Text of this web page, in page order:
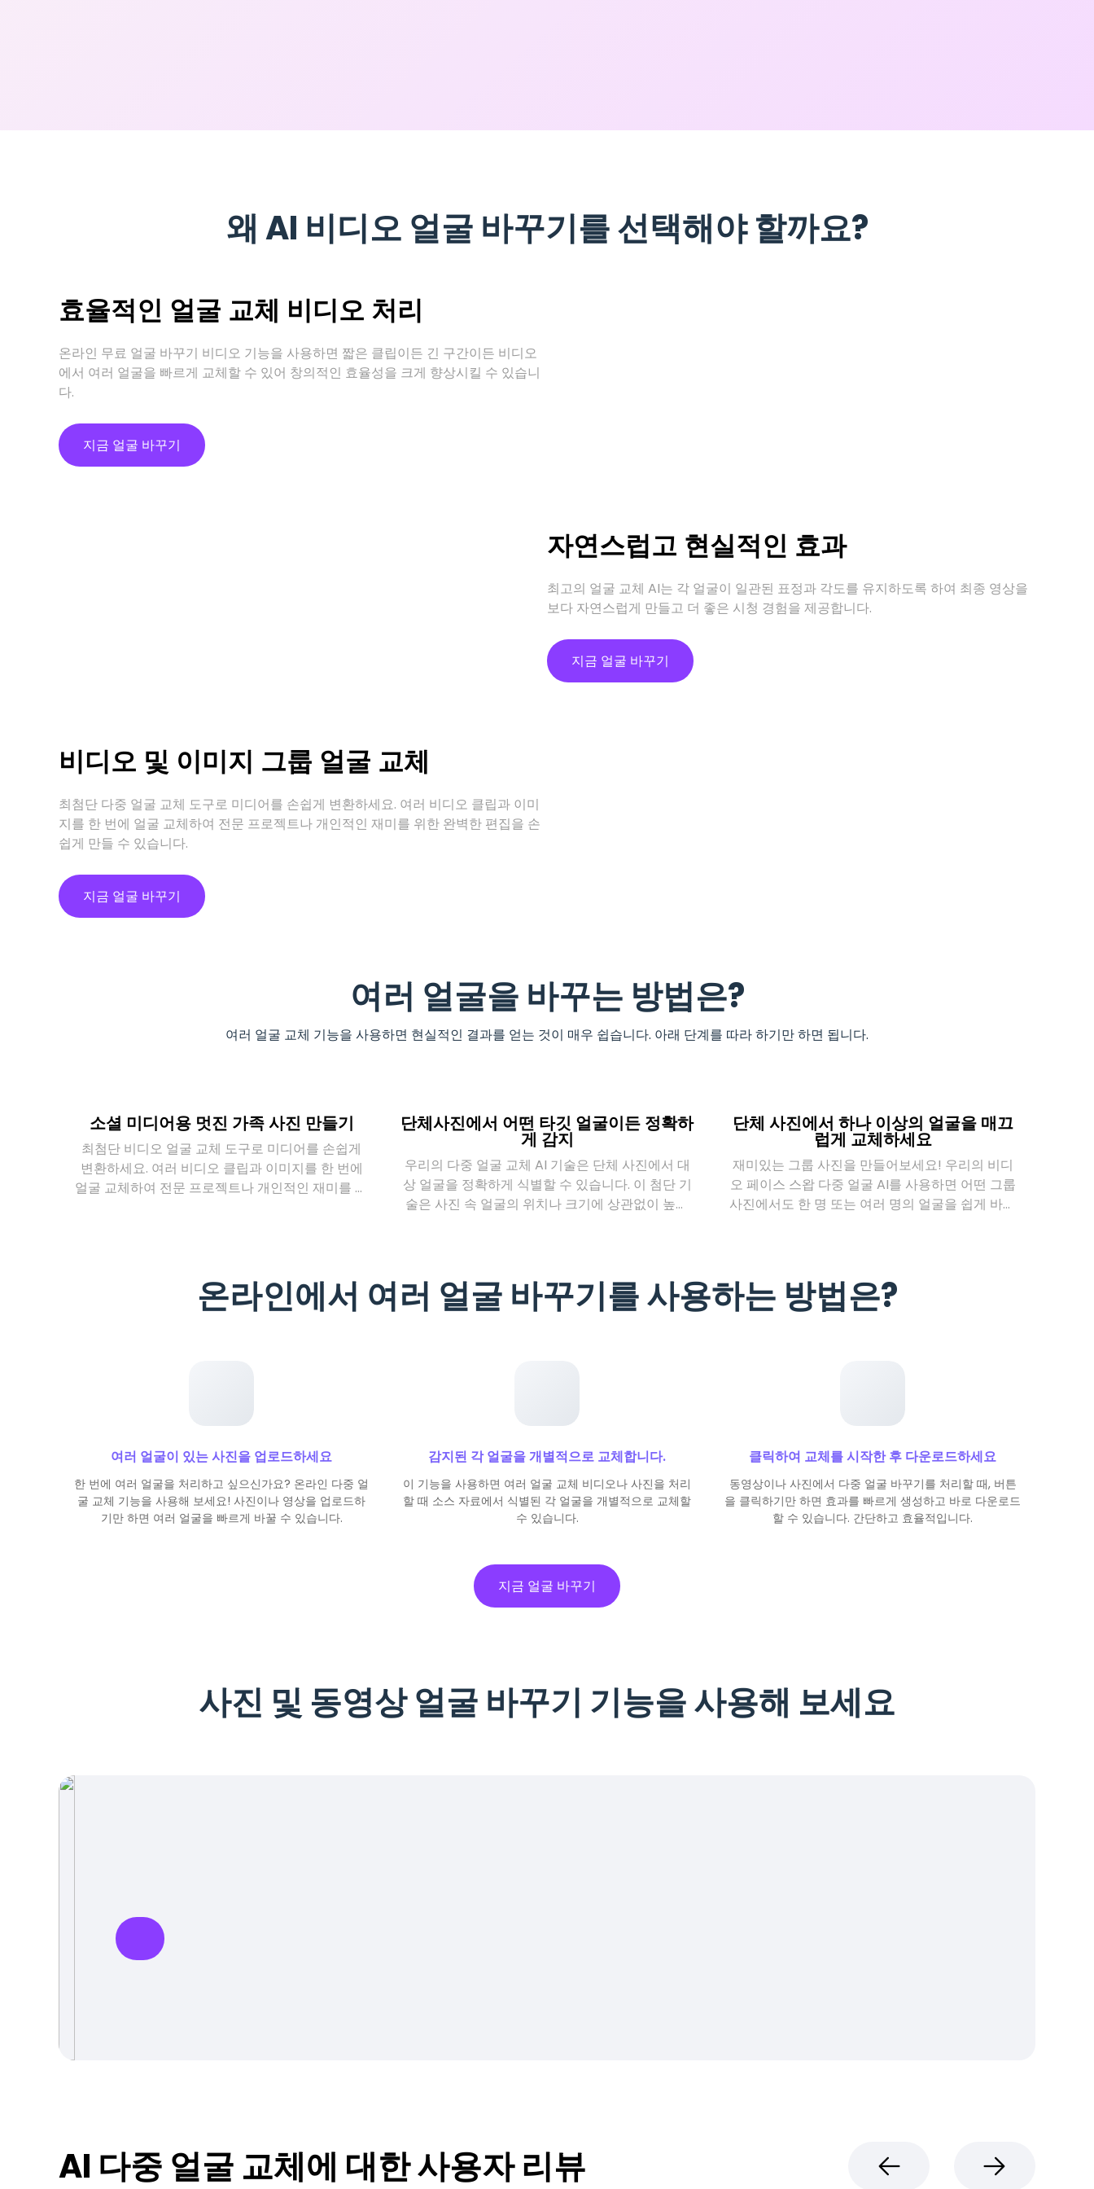
왜 AI 비디오 얼굴 바꾸기를 선택해야 할까요?
효율적인 얼굴 교체 비디오 처리
온라인 무료 얼굴 바꾸기 비디오 기능을 사용하면 짧은 클립이든 긴 구간이든 비디오
에서 여러 얼굴을 빠르게 교체할 수 있어 창의적인 효율성을 크게 향상시킬 수 있습니
다.
지금 얼굴 바꾸기
자연스럽고 현실적인 효과
최고의 얼굴 교체 AI는 각 얼굴이 일관된 표정과 각도를 유지하도록 하여 최종 영상을
보다 자연스럽게 만들고 더 좋은 시청 경험을 제공합니다.
지금 얼굴 바꾸기
비디오 및 이미지 그룹 얼굴 교체
최첨단 다중 얼굴 교체 도구로 미디어를 손쉽게 변환하세요. 여러 비디오 클립과 이미
지를 한 번에 얼굴 교체하여 전문 프로젝트나 개인적인 재미를 위한 완벽한 편집을 손
쉽게 만들 수 있습니다.
지금 얼굴 바꾸기
여러 얼굴을 바꾸는 방법은?
여러 얼굴 교체 기능을 사용하면 현실적인 결과를 얻는 것이 매우 쉽습니다. 아래 단계를 따라 하기만 하면 됩니다.
소셜 미디어용 멋진 가족 사진 만들기
최첨단 비디오 얼굴 교체 도구로 미디어를 손쉽게
변환하세요. 여러 비디오 클립과 이미지를 한 번에
얼굴 교체하여 전문 프로젝트나 개인적인 재미를 위
단체사진에서 어떤 타깃 얼굴이든 정확하
게 감지
우리의 다중 얼굴 교체 AI 기술은 단체 사진에서 대
상 얼굴을 정확하게 식별할 수 있습니다. 이 첨단 기
술은 사진 속 얼굴의 위치나 크기에 상관없이 높은
단체 사진에서 하나 이상의 얼굴을 매끄
럽게 교체하세요
재미있는 그룹 사진을 만들어보세요! 우리의 비디
오 페이스 스왑 다중 얼굴 AI를 사용하면 어떤 그룹
사진에서도 한 명 또는 여러 명의 얼굴을 쉽게 바꿀
바꿀 얼굴을 선택한 후 AI가 자연스럽게 합성하는
모습을 확인하세요. 즉시 매력적이고 공유하기 좋은
온라인에서 여러 얼굴 바꾸기를 사용하는 방법은?
여러 얼굴이 있는 사진을 업로드하세요
한 번에 여러 얼굴을 처리하고 싶으신가요? 온라인 다중 얼
굴 교체 기능을 사용해 보세요! 사진이나 영상을 업로드하
기만 하면 여러 얼굴을 빠르게 바꿀 수 있습니다.
감지된 각 얼굴을 개별적으로 교체합니다.
이 기능을 사용하면 여러 얼굴 교체 비디오나 사진을 처리
할 때 소스 자료에서 식별된 각 얼굴을 개별적으로 교체할
수 있습니다.
클릭하여 교체를 시작한 후 다운로드하세요
동영상이나 사진에서 다중 얼굴 바꾸기를 처리할 때, 버튼
을 클릭하기만 하면 효과를 빠르게 생성하고 바로 다운로드
할 수 있습니다. 간단하고 효율적입니다.
지금 얼굴 바꾸기
사진 및 동영상 얼굴 바꾸기 기능을 사용해 보세요
AI 다중 얼굴 교체에 대한 사용자 리뷰